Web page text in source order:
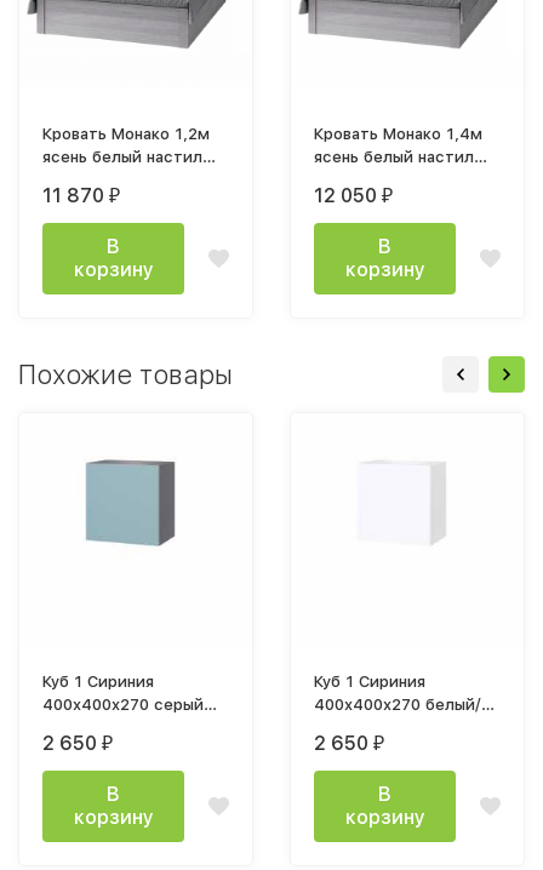
Кровать Монако 1,2м
ясень белый настил
11 870 ₽
В
корзину
Кровать Монако 1,4м
ясень белый настил
12 050 ₽
В
корзину
Похожие товары
Куб 1 Сириния
400x400x270 серый
2 650 ₽
В
корзину
Куб 1 Сириния
400x400x270 белый/
2 650 ₽
В
корзину